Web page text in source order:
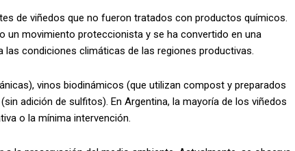
de viñedos que no fueron tratados con productos químicos.
movimiento proteccionista y se ha convertido en una
condiciones climáticas de las regiones productivas.
vinos biodinámicos (que utilizan compost y preparados
adición de sulfitos). En Argentina, la mayoría de los viñedos
o la mínima intervención.